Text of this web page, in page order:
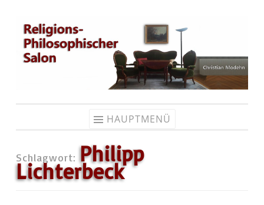
Zum
Inhalt
springen
HAUPTMENÜ
Schlagwort: Philipp
Lichterbeck